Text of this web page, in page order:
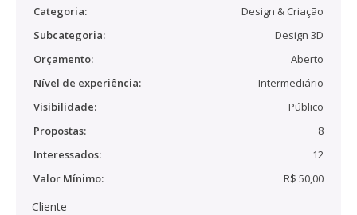
Categoria:
Design & Criação
Subcategoria:
Design 3D
Orçamento:
Aberto
Nível de experiência:
Intermediário
Visibilidade:
Público
Propostas:
8
Interessados:
12
Valor Mínimo:
R$ 50,00
Cliente